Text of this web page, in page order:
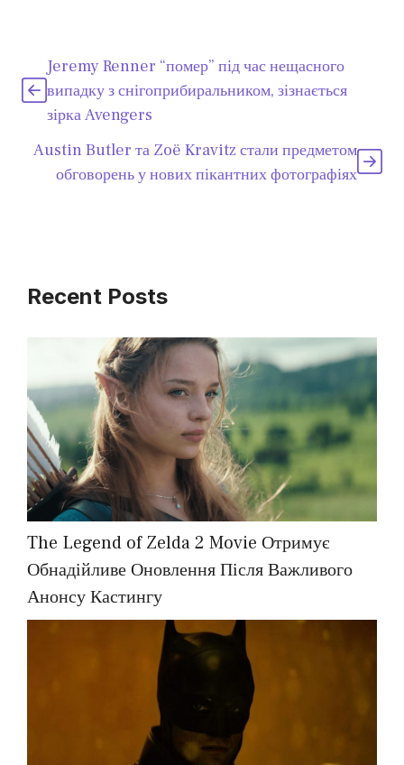
Jeremy Renner “помер” під час нещасного
випадку з снігоприбиральником, зізнається
зірка Avengers
Austin Butler та Zoë Kravitz стали предметом
обговорень у нових пікантних фотографіях
Recent Posts
The Legend of Zelda 2 Movie Отримує
Обнадійливе Оновлення Після Важливого
Анонсу Кастингу